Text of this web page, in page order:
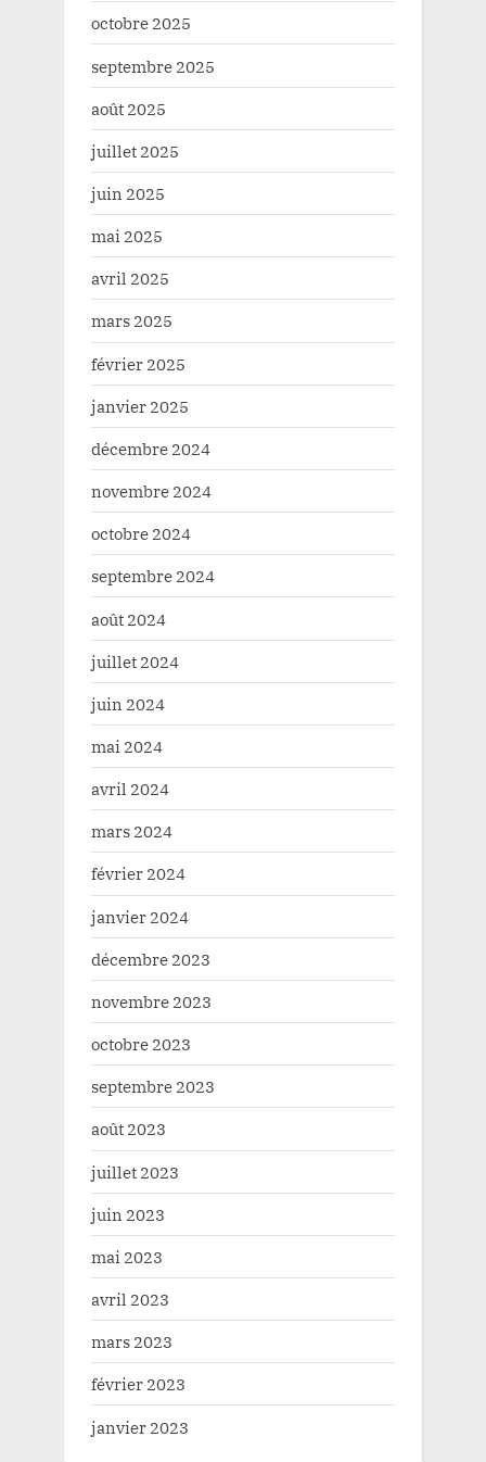
octobre 2025
septembre 2025
août 2025
juillet 2025
juin 2025
mai 2025
avril 2025
mars 2025
février 2025
janvier 2025
décembre 2024
novembre 2024
octobre 2024
septembre 2024
août 2024
juillet 2024
juin 2024
mai 2024
avril 2024
mars 2024
février 2024
janvier 2024
décembre 2023
novembre 2023
octobre 2023
septembre 2023
août 2023
juillet 2023
juin 2023
mai 2023
avril 2023
mars 2023
février 2023
janvier 2023